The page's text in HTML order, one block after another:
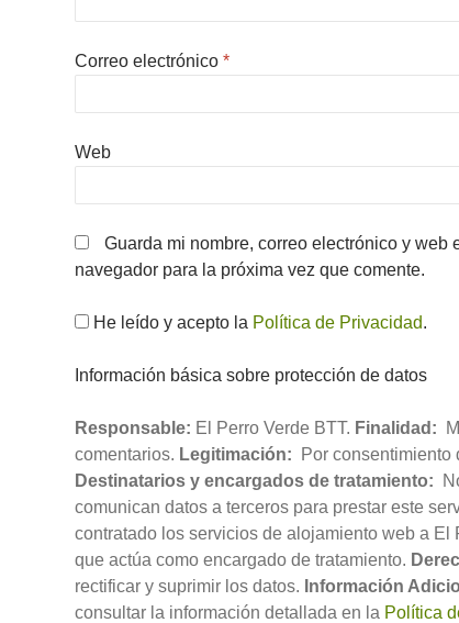
Correo electrónico *
Web
Guarda mi nombre, correo electrónico y web
navegador para la próxima vez que comente.
He leído y acepto la Política de Privacidad.
Información básica sobre protección de datos
Responsable: El Perro Verde BTT. Finalidad:
comentarios. Legitimación: Por consentimiento
Destinatarios y encargados de tratamiento:
comunican datos a terceros para prestar este
contratado los servicios de alojamiento web a El
que actúa como encargado de tratamiento.
rectificar y suprimir los datos. Información
consultar la información detallada en la Política